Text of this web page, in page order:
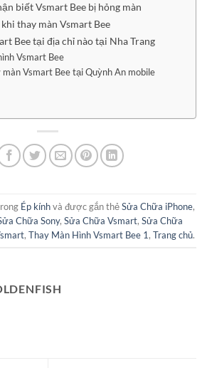
biết Vsmart Bee bị hỏng màn
thay màn Vsmart Bee
Bee tại địa chỉ nào tại Nha Trang
Vsmart Bee
Vsmart Bee tại Quỳnh An mobile
Ép kínhvà được gắn thẻSửa Chữa iPhone,
Chữa Sony, Sửa Chữa Vsmart, Sửa Chữa
, Thay Màn Hình Vsmart Bee 1, Trang chủ.